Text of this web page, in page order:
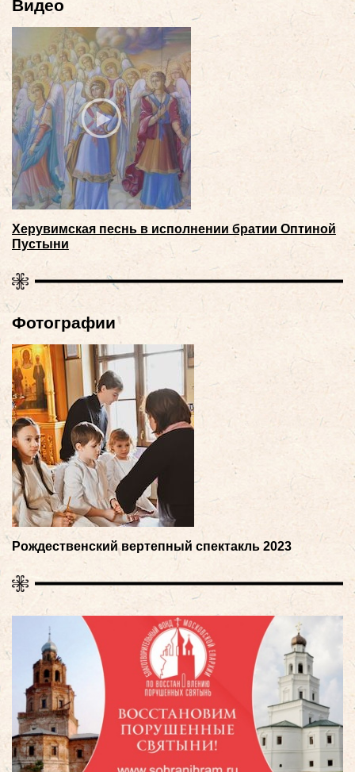
Видео
Херувимская песнь в исполнении братии Оптиной
Пустыни
Фотографии
Рождественский вертепный спектакль 2023